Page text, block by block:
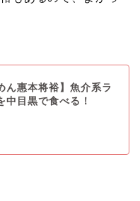
ん惠本将裕】魚介系ラ
中目黒で食べる！